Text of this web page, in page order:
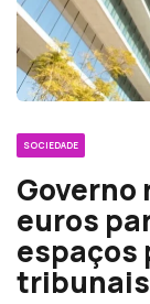
SOCIEDADE
Governo
euros
espaços
tribunais